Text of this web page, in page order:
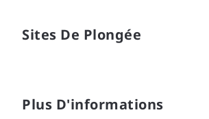
Sites De Plongée
Plus D'informations